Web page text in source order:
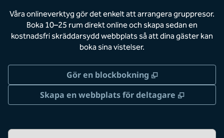
Våra onlineverktyg gör det enkelt att arrangera gruppresor.
Boka 10–25 rum direkt online och skapa sedan en
kostnadsfri skräddarsydd webbplats så att dina gäster kan
boka sina vistelser.
Gör en blockbokning ,
Skapa en webbplats för deltagare
,